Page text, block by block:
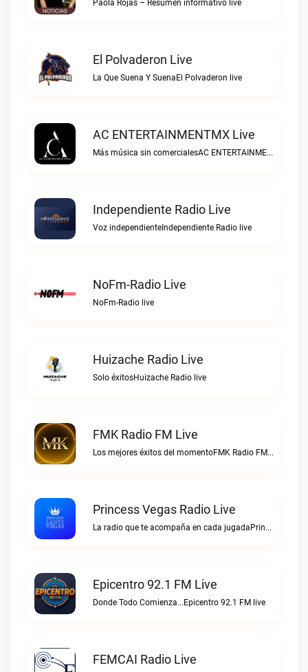
Paola Rojas – Resumen informativo live
El Polvaderon Live
La Que Suena Y SuenaEl Polvaderon live
AC ENTERTAINMENTMX Live
Más música sin comercialesAC ENTERTAINMENTMX live
Independiente Radio Live
Voz independienteIndependiente Radio live
NoFm-Radio Live
NoFm-Radio live
Huizache Radio Live
Solo éxitosHuizache Radio live
FMK Radio FM Live
Los mejores éxitos del momentoFMK Radio FM live
Princess Vegas Radio Live
La radio que te acompaña en cada jugadaPrincess Vegas Radio live
Epicentro 92.1 FM Live
Donde Todo Comienza...Epicentro 92.1 FM live
FEMCAI Radio Live